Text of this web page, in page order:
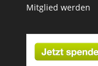
Mitglied werden